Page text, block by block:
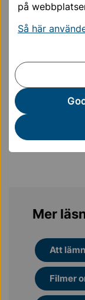
på
Så här
utvecklingen i
filmer som
när demokratin
Sollentunas
Mer
Att
Filmer